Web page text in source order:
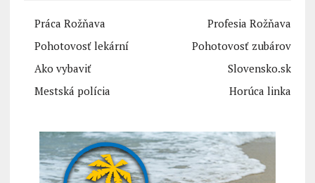
Práca Rožňava
Profesia Rožňava
Pohotovosť lekární
Pohotovosť zubárov
Ako vybaviť
Slovensko.sk
Mestská polícia
Horúca linka